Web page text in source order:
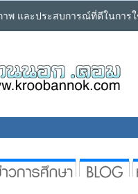
พ และประสบการณ์ที่ดีในการ